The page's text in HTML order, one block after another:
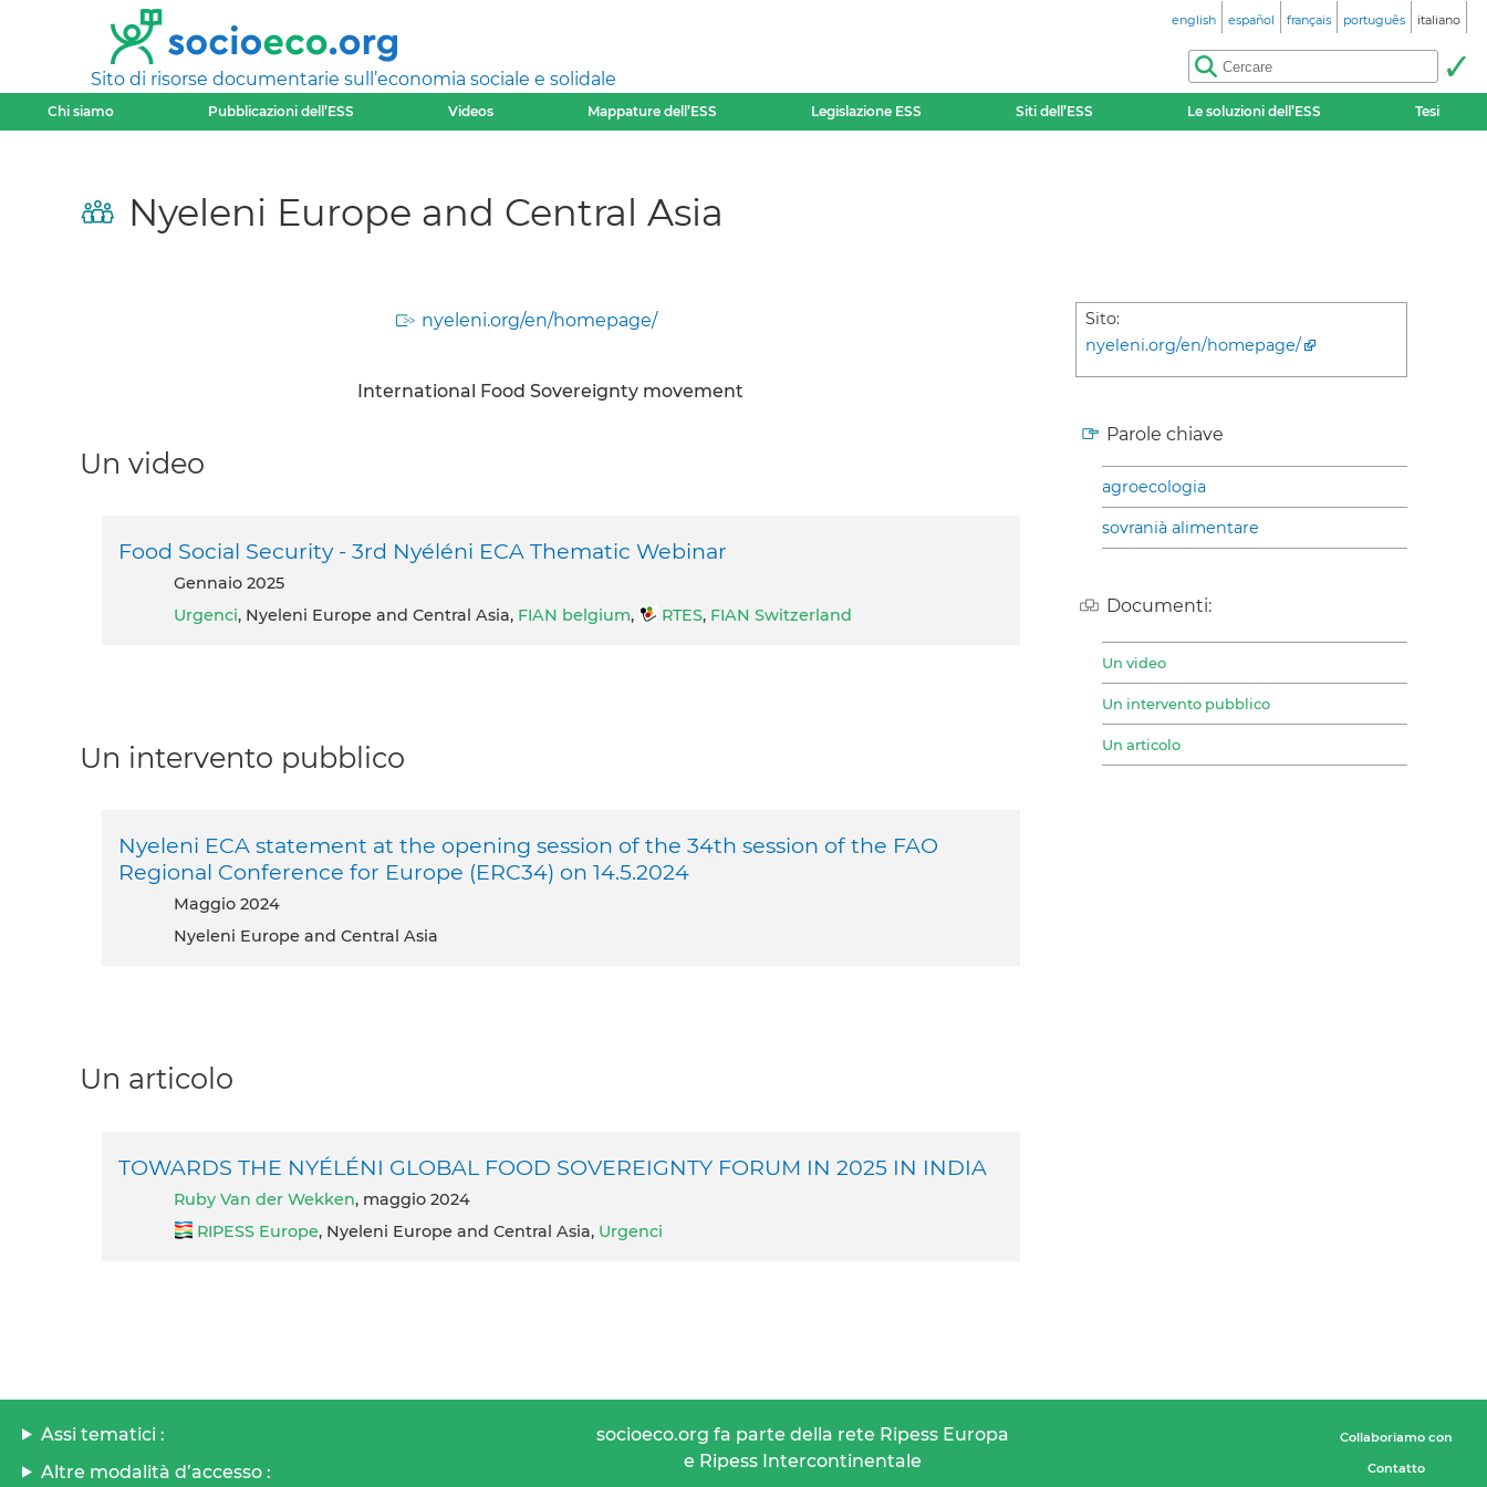
Sito di risorse documentarie sull’economia sociale e solidale
english español français português italiano
Chi siamo Pubblicazioni dell’ESS Videos Mappature dell’ESS Legislazione ESS Siti dell’ESS Le soluzioni dell’ESS Tesi
Nyeleni Europe and Central Asia
nyeleni.org/en/homepage/
International Food Sovereignty movement
Sito:
nyeleni.org/en/homepage/
Parole chiave
agroecologia
sovranià alimentare
Documenti:
Un video
Un intervento pubblico
Un articolo
Un video
Food Social Security - 3rd Nyéléni ECA Thematic Webinar
gennaio 2025
Urgenci, Nyeleni Europe and Central Asia, FIAN belgium, RTES, FIAN Switzerland
Un intervento pubblico
Nyeleni ECA statement at the opening session of the 34th session of the FAO
Regional Conference for Europe (ERC34) on 14.5.2024
maggio 2024
Nyeleni Europe and Central Asia
Un articolo
TOWARDS THE NYÉLÉNI GLOBAL FOOD SOVEREIGNTY FORUM IN 2025 IN INDIA
Ruby Van der Wekken, maggio 2024
RIPESS Europe, Nyeleni Europe and Central Asia, Urgenci
Assi tematici :
Altre modalità d’accesso :
socioeco.org fa parte della rete Ripess Europa
e Ripess Intercontinentale
Collaboriamo con
Contatto